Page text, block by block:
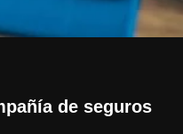
de seguros